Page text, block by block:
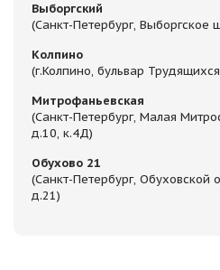
Выборгский
(Санкт-Петербург, Выборгское
Колпино
(г.Колпино, бульвар
Митрофаньевская
(Санкт-Петербург, Малая
д.10, к.4Д)
Обухово 21
(Санкт-Петербург, Обуховской
д.21)